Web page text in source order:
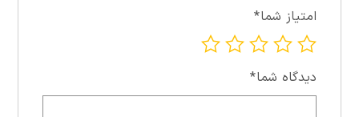
امتیاز شما*
دیدگاه شما*